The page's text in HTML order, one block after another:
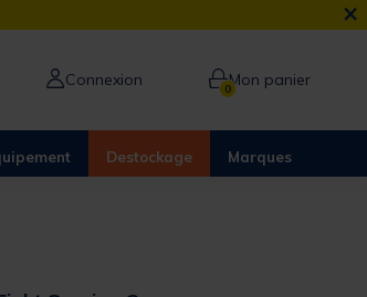
×
Connexion 0Mon panier
Destockage Marques